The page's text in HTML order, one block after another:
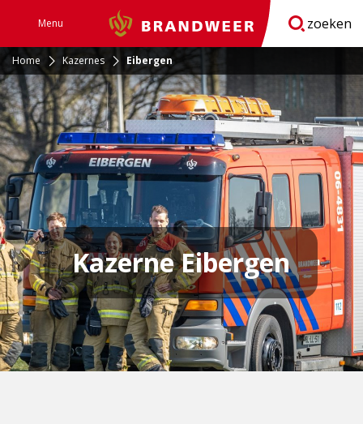
Menu Brandweer zoeken
Home Kazernes Eibergen
Kazerne Eibergen